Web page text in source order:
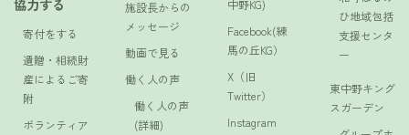
協力する
寄付をする
遺贈・相続財
産によるご寄
附
ボランティア
施設長からの
メッセージ
動画で見る
働く人の声
働く人の声
(詳細)
中野KG)
Facebook(練
馬の丘KG）
X（旧
Twitter）
Instagram
ひ地域包括
支援センタ
ー
東中野キング
スガーデン